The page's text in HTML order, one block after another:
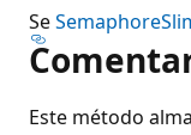
Se
Este método